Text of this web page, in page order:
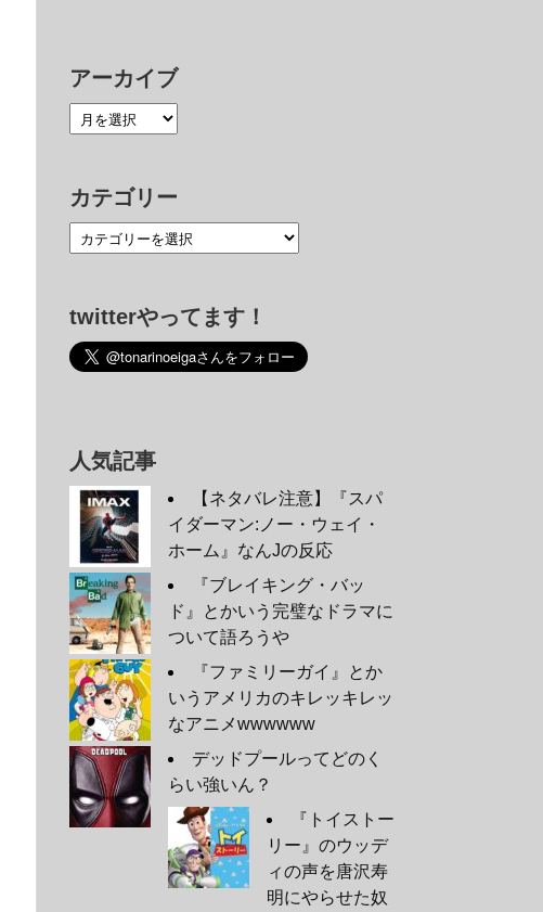
アーカイブ
カテゴリー
twitterやってます！
人気記事
【ネタバレ注意】『スパ
イダーマン:ノー・ウェイ・
ホーム』なんJの反応
『ブレイキング・バッ
ド』とかいう完璧なドラマに
ついて語ろうや
『ファミリーガイ』とか
いうアメリカのキレッキレッ
なアニメwwwwww
デッドプールってどのく
らい強いん？
『トイストー
リー』のウッデ
ィの声を唐沢寿
明にやらせた奴